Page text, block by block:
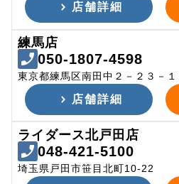
店舗詳細
練馬店
050-1807-4598
東京都練馬区南田中２－２３－１
店舗詳細
ライダース北戸田店
048-421-5100
埼玉県戸田市笹目北町10-22